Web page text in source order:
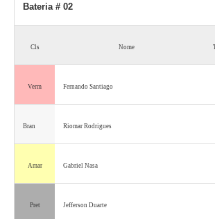
Bateria # 02
Cls Nome
Verm Fernando Santiago
Bran Riomar Rodrigues
Amar Gabriel Nasa
Pret Jefferson Duarte